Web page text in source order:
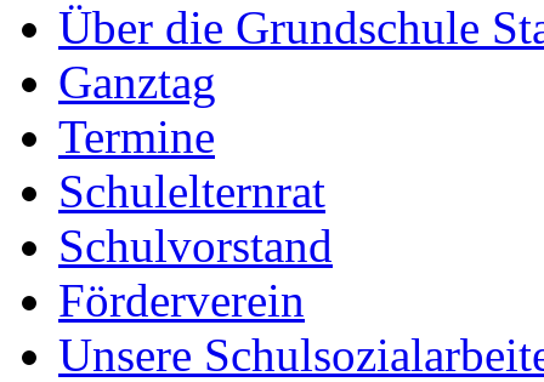
Über die Grundschule
Ganztag
Termine
Schulelternrat
Schulvorstand
Förderverein
Unsere